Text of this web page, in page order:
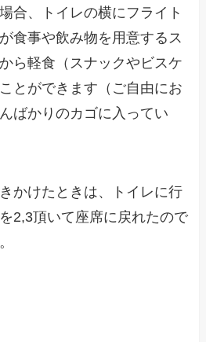
合、トイレの横にフライト
食事や飲み物を用意するス
ら軽食（スナックやビスケ
とができます（ご自由にお
ばかりのカゴに入ってい
かけたときは、トイレに行
2,3頂いて座席に戻れたので